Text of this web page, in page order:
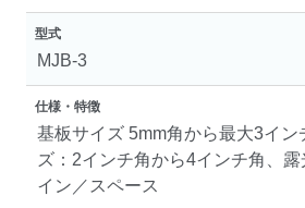
型式
MJB-3
仕様・特徴
基板サイズ 5mm角から最大3イン
ズ：2インチ角から4インチ角、
イン／スペース